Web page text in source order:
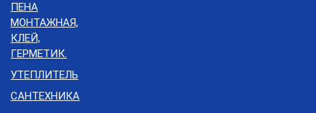
ПЕНА
МОНТАЖНАЯ,
КЛЕЙ,
ГЕРМЕТИК.
УТЕПЛИТЕЛЬ
САНТЕХНИКА